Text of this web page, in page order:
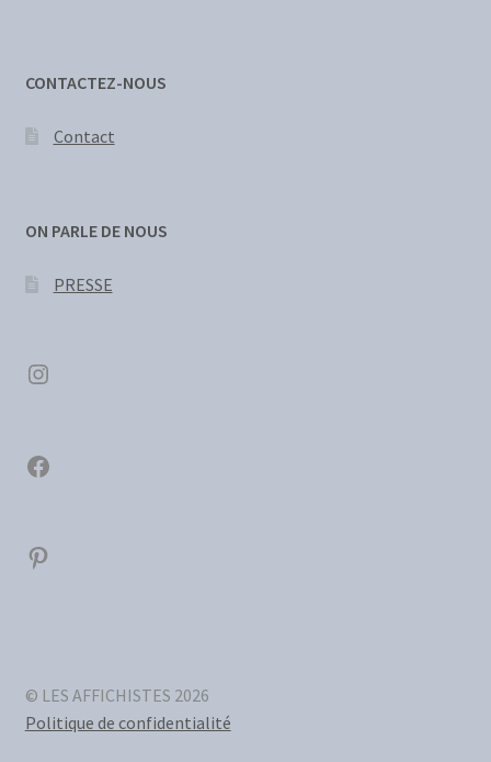
CONTACTEZ-NOUS
Contact
ON PARLE DE NOUS
PRESSE
Instagram
Facebook
Pinterest
© LES AFFICHISTES 2026
Politique de confidentialité